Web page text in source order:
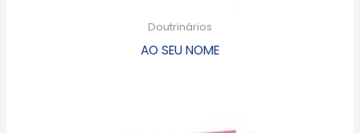
Doutrinários
AO SEU NOME